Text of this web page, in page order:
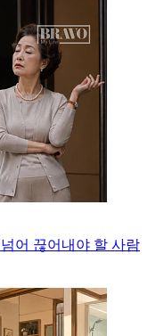
어 끊어내야 할 사람